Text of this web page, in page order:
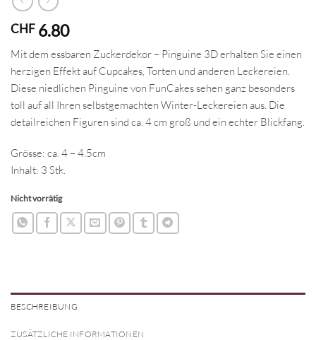
CHF 6.80
Mit dem essbaren Zuckerdekor – Pinguine 3D erhalten Sie einen
herzigen Effekt auf Cupcakes, Torten und anderen Leckereien.
Diese niedlichen Pinguine von FunCakes sehen ganz besonders
toll auf all Ihren selbstgemachten Winter-Leckereien aus. Die
detailreichen Figuren sind ca. 4 cm groß und ein echter Blickfang.
Grösse: ca. 4 – 4.5cm
Inhalt: 3 Stk.
Nicht vorrätig
BESCHREIBUNG
ZUSÄTZLICHE INFORMATIONEN